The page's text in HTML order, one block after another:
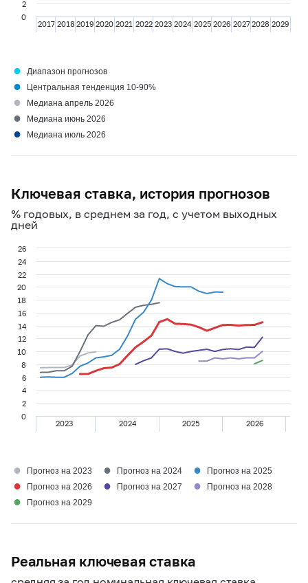
Ключевая ставка, история прогнозов
% годовых, в среднем за год, с учетом выходных
дней
2017 2018 2019 2020 2021 2022 2023 2024 2025 2026 2027 2028 2029
0
2
● Диапазон прогнозов
● Центральная тенденция 10-90%
● Медиана апрель 2026
● Медиана июнь 2026
● Медиана июль 2026
2023 2024 2025 2026
0
2
4
6
8
10
12
14
16
18
20
22
24
26
● Прогноз на 2023 ● Прогноз на 2024 ● Прогноз на 2025
● Прогноз на 2026 ● Прогноз на 2027 ● Прогноз на 2028
● Прогноз на 2029
Реальная ключевая ставка